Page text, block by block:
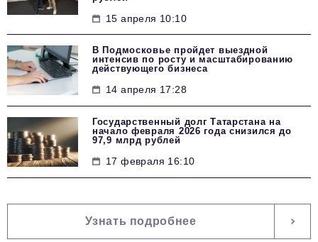
15 апреля 10:10
В Подмосковье пройдет выездной
интенсив по росту и масштабированию
действующего бизнеса
14 апреля 17:28
Государственный долг Татарстана на
начало февраля 2026 года снизился до
97,9 млрд рублей
17 февраля 16:10
Узнать подробнее